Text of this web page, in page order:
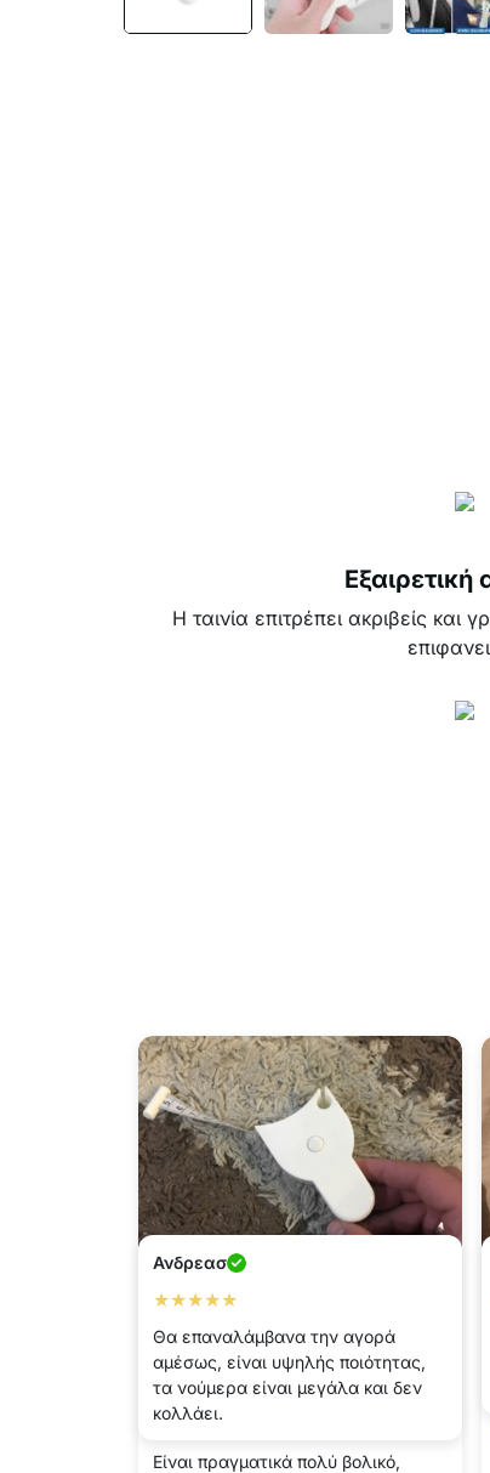
Εξαιρετική
Η ταινία επιτρέπει ακριβείς και
Ραφαηλ
★★★★★
Είναι πραγματικά πολύ βολικό,
Ανδρεασ
★★★★★
Θα επαναλάμβανα την αγορά
αμέσως, είναι υψηλής ποιότητας,
τα νούμερα είναι μεγάλα και δεν
κολλάει.